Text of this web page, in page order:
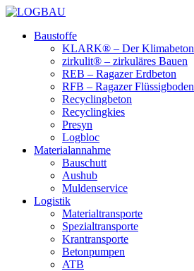
Baustoffe
KLARK® – Der Klimabeton
zirkulit® – zirkuläres Bauen
REB – Ragazer Erdbeton
RFB – Ragazer Flüssigboden
Recyclingbeton
Recyclingkies
Presyn
Logbloc
Materialannahme
Bauschutt
Aushub
Muldenservice
Logistik
Materialtransporte
Spezialtransporte
Krantransporte
Betonpumpen
ATB